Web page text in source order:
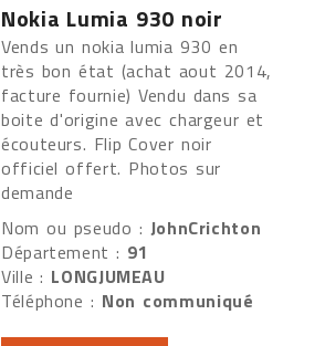
Nokia Lumia 930 noir
Vends un nokia lumia 930 en
très bon état (achat aout 2014,
facture fournie) Vendu dans sa
boite d'origine avec chargeur et
écouteurs. Flip Cover noir
officiel offert. Photos sur
demande
Nom ou pseudo : JohnCrichton
Département : 91
Ville : LONGJUMEAU
Téléphone : Non communiqué